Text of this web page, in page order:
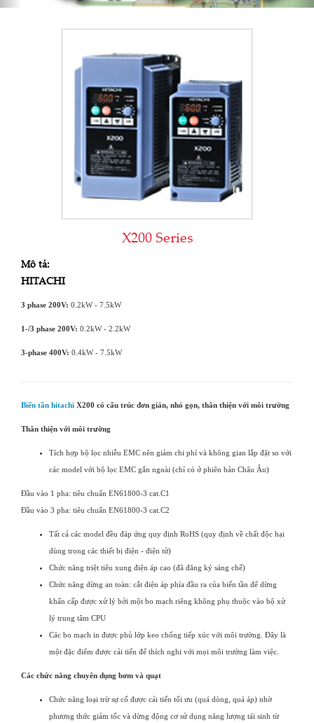
X200 Series
Mô tả:
HITACHI
3 phase 200V: 0.2kW - 7.5kW
1-/3 phase 200V: 0.2kW - 2.2kW
3-phase 400V: 0.4kW - 7.5kW
Biến tần hitachi X200 có cấu trúc đơn giản, nhỏ gọn, thân thiện với môi trường
Thân thiện với môi trường
Tích hợp bộ lọc nhiễu EMC nên giảm chi phí và không gian lắp đặt so với
các model với bộ lọc EMC gắn ngoài (chỉ có ở phiên bản Châu Âu)
Đầu vào 1 pha: tiêu chuẩn EN61800-3 cat.C1
Đầu vào 3 pha: tiêu chuẩn EN61800-3 cat.C2
Tất cả các model đều đáp ứng quy định RoHS (quy định về chất độc hại
dùng trong các thiết bị điện - điện tử)
Chức năng triệt tiêu xung điện áp cao (đã đăng ký sáng chế)
Chức năng dừng an toàn: cắt điện áp phía đầu ra của biến tần để dừng
khẩn cấp được xử lý bởi một bo mạch riêng không phụ thuộc vào bộ xử
lý trung tâm CPU
Các bo mạch in được phủ lớp keo chống tiếp xúc với môi trường. Đây là
một đặc điểm được cải tiến để thích nghi với mọi môi trường làm việc.
Các chức năng chuyên dụng bơm và quạt
Chức năng loại trừ sự cố được cải tiến tối ưu (quá dòng, quá áp) nhờ
phương thức giảm tốc và dừng động cơ sử dụng năng lượng tái sinh từ